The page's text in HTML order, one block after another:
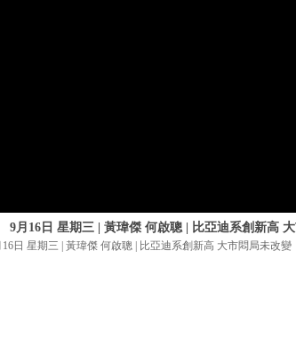
9月16日 星期三 | 黃瑋傑 何啟聰 | 比亞迪系創新高
16日 星期三 | 黃瑋傑 何啟聰 | 比亞迪系創新高 大市悶局未改變